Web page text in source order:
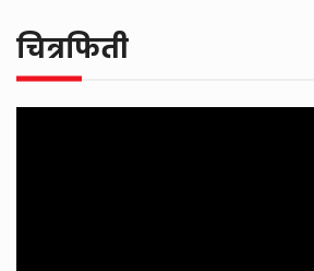
चित्रफिती